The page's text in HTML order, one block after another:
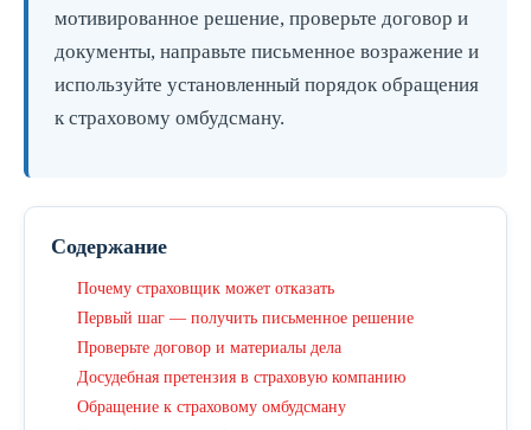
мотивированное решение, проверьте договор и
документы, направьте письменное возражение и
используйте установленный порядок обращения
к страховому омбудсману.
Содержание
Почему страховщик может отказать
Первый шаг — получить письменное решение
Проверьте договор и материалы дела
Досудебная претензия в страховую компанию
Обращение к страховому омбудсману